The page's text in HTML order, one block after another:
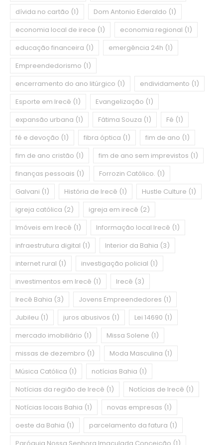
dívida no cartão (1) Dom Antonio Ederaldo (1)
economia local de irece (1) economia regional (1)
educação financeira (1) emergência 24h (1)
Empreendedorismo (1)
encerramento do ano litúrgico (1) endividamento (1)
Esporte em Irecê (1) Evangelização (1)
expansão urbana (1) Fátima Souza (1) Fé (1)
fé e devoção (1) fibra óptica (1) fim de ano (1)
fim de ano cristão (1) fim de ano sem imprevistos (1)
finanças pessoais (1) Forrozin Católico. (1)
Galvani (1) História de Irecê (1) Hustle Culture (1)
igreja católica (2) igreja em irecê (2)
Imóveis em Irecê (1) Informação local Irecê (1)
infraestrutura digital (1) Interior da Bahia (3)
internet rural (1) investigação policial (1)
investimentos em Irecê (1) Irecê (3)
Irecê Bahia (3) Jovens Empreendedores (1)
Jubileu (1) juros abusivos (1) Lei 14690 (1)
mercado imobiliário (1) Missa Solene (1)
missas de dezembro (1) Moda Masculina (1)
Música Católica (1) notícias Bahia (1)
Notícias da região de Irecê (1) Notícias de Irecê (1)
Notícias locais Bahia (1) novas empresas (1)
oeste da Bahia (1) parcelamento da fatura (1)